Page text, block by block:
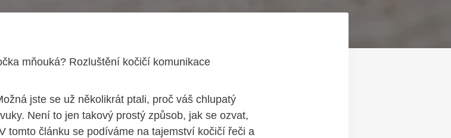
mňouká? Rozluštění kočičí komunikace
jste se už několikrát ptali, proč váš chlupatý
Není to jen takový prostý způsob, jak se ozvat,
tomto článku se podíváme na tajemství kočičí řeči a